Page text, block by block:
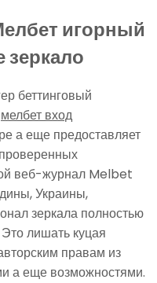
игорный
беттинговый
мелбет вход
а еще предоставляет
веб-журнал Melbet
Украины,
зеркала полностью
лишать куцая
правам из
а еще возможностями.